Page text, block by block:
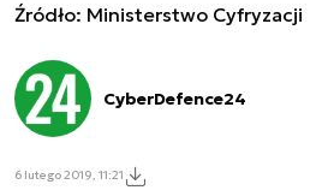
Źródło: Ministerstwo Cyfryzacji
CyberDefence24
6 lutego 2019, 11:21